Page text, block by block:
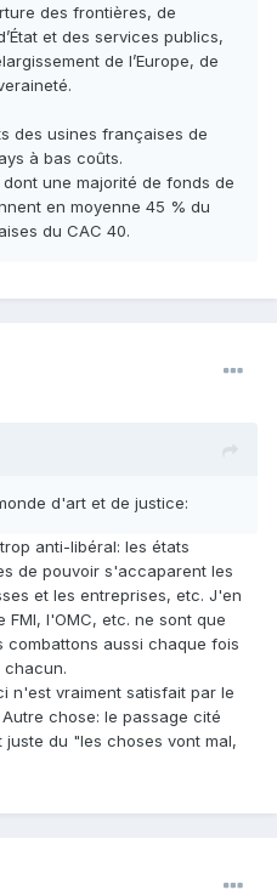
des frontières, de
et des services publics,
de l’Europe, de
des usines françaises de
à bas coûts.
une majorité de fonds de
en moyenne 45 % du
du CAC 40.
d'art et de justice:
anti-libéral: les états
de pouvoir s'accaparent les
et les entreprises, etc. J'en
FMI, l'OMC, etc. ne sont que
combattons aussi chaque fois
n'est vraiment satisfait par le
chose: le passage cité
du "les choses vont mal,